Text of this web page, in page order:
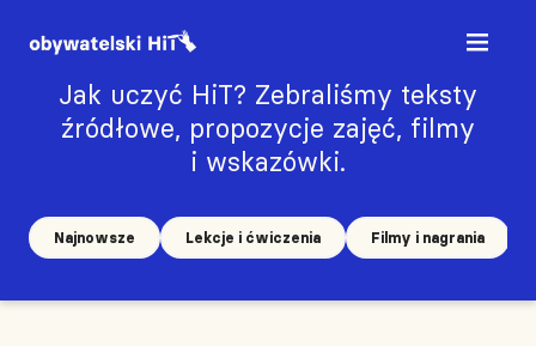
Jak uczyć HiT? Zebraliśmy teksty
źródłowe, propozycje zajęć, filmy
i wskazówki.
Najnowsze Lekcje i ćwiczenia Filmy i nagrania